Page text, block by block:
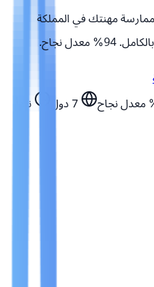
مهنتك في المملكة
نجاح.
معدل نجاح دول
نبدأ